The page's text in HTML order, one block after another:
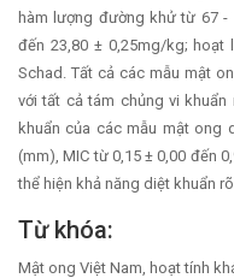
hàm lượng đường khử từ 67 -
đến 23,80 ± 0,25mg/kg; hoạt
Schad. Tất cả các mẫu mật
với tất cả tám chủng vi
khuẩn của các mẫu mật ong
(mm), MIC từ 0,15 ± 0,00 đến
thể hiện khả năng diệt khuẩn
Từ khóa:
Mật ong Việt Nam, hoạt tính